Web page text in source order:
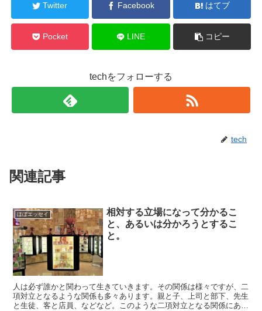
Twitter Facebook はてブ
Pocket LINE コピー
techをフォローする
tech
関連記事
ほぼエッセイ
相対する立場になって分かるこ
と、あるいは分かろうとするこ
と。
人は必ず誰かと関わって生きていきます。その関係は様々ですが、二
項対立となるような関係も多々あります。親と子、上司と部下、先生
と生徒、客と店員、などなど。このような二項対立となる関係にある